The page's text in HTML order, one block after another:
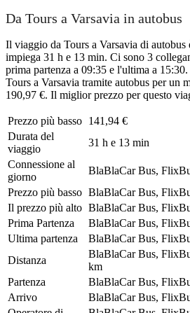
Da Tours a Varsavia in autobus
Il viaggio da Tours a Varsavia di
impiega 31 h e 13 min. Ci sono 3
prima partenza a 09:35 e l'ultima a
Tours a Varsavia tramite autobus per un
190,97 €. Il miglior prezzo per questo
Prezzo più basso 141,94 €
Durata del
viaggio
31 h e 13 min
Connessione al
giorno
BlaBlaCar Bus,
Prezzo più basso BlaBlaCar Bus,
Il prezzo più alto BlaBlaCar Bus,
Prima Partenza
BlaBlaCar Bus,
Ultima partenza
BlaBlaCar Bus,
Distanza
BlaBlaCar Bus,
km
Partenza
BlaBlaCar Bus,
Arrivo
BlaBlaCar Bus,